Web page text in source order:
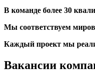
В команде более 30
Мы соответствуем
Каждый проект мы
Вакансии